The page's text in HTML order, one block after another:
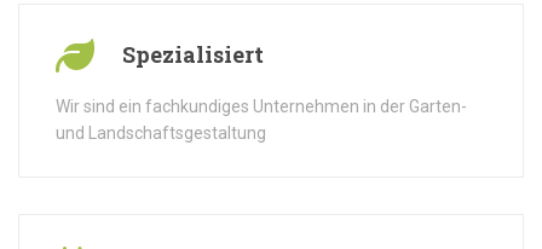
Spezialisiert
Wir sind ein fachkundiges Unternehmen in der Garten-
und Landschaftsgestaltung